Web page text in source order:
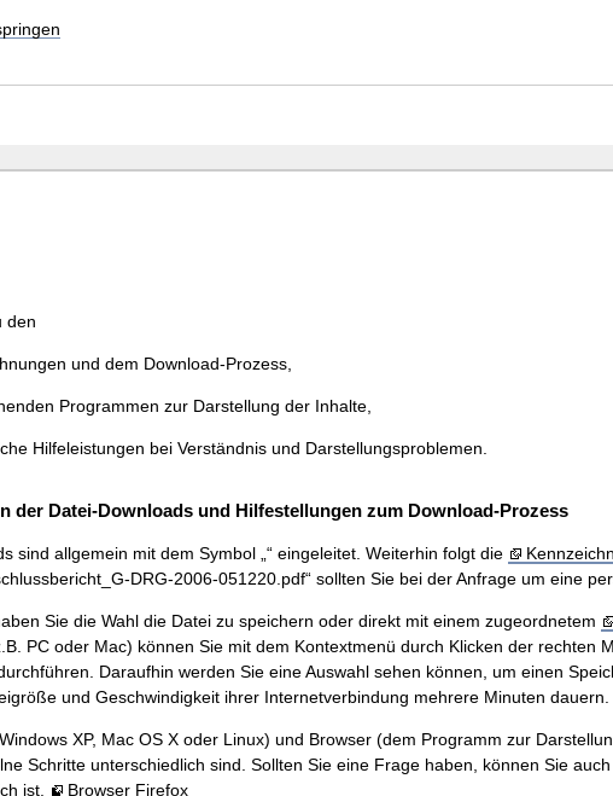
den
und dem Download-Prozess,
Programmen zur Darstellung der Inhalte,
Hilfeleistungen bei Verständnis und Darstellungsproblemen.
der Datei-Downloads und Hilfestellungen zum Download-Prozess
sind allgemein mit dem Symbol „“ eingeleitet. Weiterhin folgt die
DRG-2006-051220.pdf“ sollten Sie bei der Anfrage um eine
Sie die Wahl die Datei zu speichern oder direkt mit einem zugeordnetem
PC oder Mac) können Sie mit dem Kontextmenü durch Klicken der rechten
Daraufhin werden Sie eine Auswahl sehen können, um einen
und Geschwindigkeit ihrer Internetverbindung mehrere Minuten dauern.
XP, Mac OS X oder Linux) und Browser (dem Programm zur
Schritte unterschiedlich sind. Sollten Sie eine Frage haben, können Sie auch
ist.
Browser Firefox